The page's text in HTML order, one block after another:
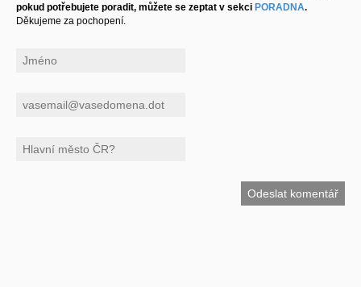
pokud potřebujete poradit, můžete se zeptat v sekci PORADNA.
Děkujeme za pochopení.